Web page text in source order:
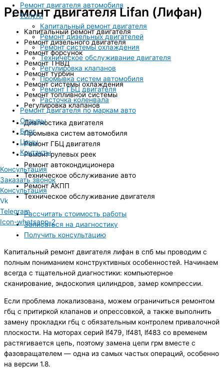
Ремонт двигателя автомобиля
Услуги
Капитальный ремонт двигателя
Ремонт дизельных двигателей
Ремонт системы охлаждения
Техническое обслуживание двигателя
Регулировка клапанов
Промывка систем автомобиля
Ремонт ГБЦ двигателя
Расточка коленвала
Ремонт двигателя по маркам авто
Отзывы
Блог
Цены
Контакты
Консультация
Заказать звонок
Консультация
Vk
Telegram
Icon-whatsapp-2
Ремонт двигателя Lifan (Лифан)
Капитальный ремонт двигателя
Ремонт дизельного двигателя
Ремонт форсунок
Ремонт ТНВД
Ремонт турбин
Ремонт системы охлаждения
Ремонт топливной системы
Регулировка клапанов
Диагностика двигателя
Промывка систем автомобиля
Ремонт ГБЦ двигателя
Ремонт рулевых реек
Ремонт автокондиционера
Техническое обслуживание авто
Ремонт АКПП
Техническое обслуживание двигателя
Рассчитать стоимость работы
Записаться на диагностику
Получить консультацию
Капитальный ремонт двигателя лифан в спб мы проводим с
полным пониманием конструктивных особенностей. Начинаем
всегда с тщательной диагностики: компьютерное
сканирование, эндоскопия цилиндров, замер компрессии.
Если проблема локализована, можем ограничиться ремонтом
гбц с притиркой клапанов и опрессовкой, а также выполнить
замену прокладки гбц с обязательным контролем привалочной
плоскости. На моторах серий lf479, lf481, lf483 со временем
растягивается цепь, поэтому замена цепи грм вместе с
фазовращателем — одна из самых частых операций, особенно
на версии 1.8.